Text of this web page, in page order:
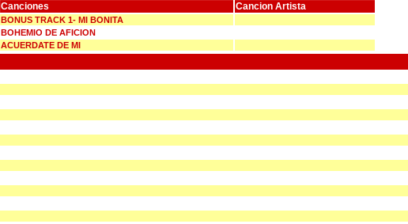
Canciones Cancion Artista
BONUS TRACK 1- MI BONITA
BOHEMIO DE AFICION
ACUERDATE DE MI